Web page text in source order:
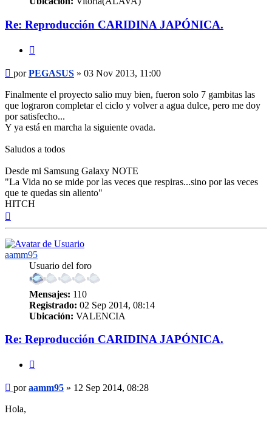
Re: Reproducción CARIDINA JAPÓNICA.
Mensaje
porPEGASUS » 03 Nov 2013, 11:00
Finalmente el proyecto salio muy bien, fueron solo 7 gambitas las
que lograron completar el ciclo y volver a agua dulce, pero me doy
por satisfecho...
Y ya está en marcha la siguiente ovada.
Saludos a todos
Desde mi Samsung Galaxy NOTE
"La Vida no se mide por las veces que respiras...sino por las veces
que te quedas sin aliento"
HITCH
aamm95
Usuario del foro
Mensajes: 110
Registrado: 02 Sep 2014, 08:14
Ubicación: VALENCIA
Re: Reproducción CARIDINA JAPÓNICA.
Mensaje
poraamm95 » 12 Sep 2014, 08:28
Hola,